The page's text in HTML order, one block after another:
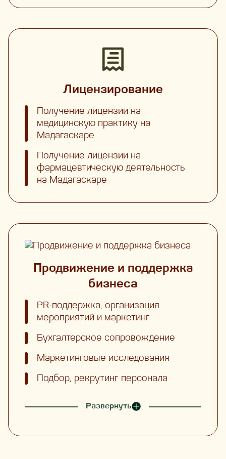
Лицензирование
Получение лицензии на
медицинскую практику на
Мадагаскаре
Получение лицензии на
фармацевтическую деятельность
на Мадагаскаре
Продвижение и поддержка
бизнеса
PR-поддержка, организация
мероприятий и маркетинг
Бухгалтерское сопровождение
Маркетинговые исследования
Подбор, рекрутинг персонала
Развернуть